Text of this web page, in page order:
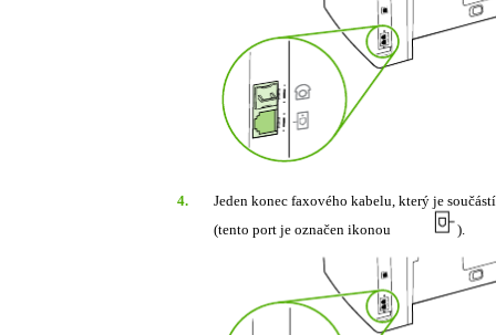
4.
Jeden konec faxového kabelu, který je
(tento port je označen ikonou
).